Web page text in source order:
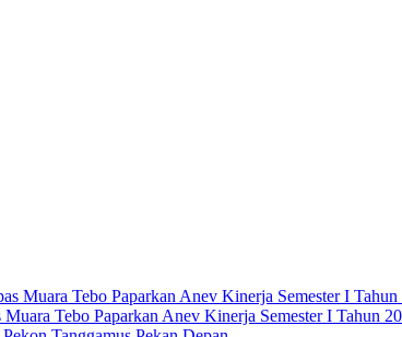
Tebo Paparkan Anev Kinerja Semester I Tahun